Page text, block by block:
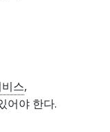
스,
어야 한다.